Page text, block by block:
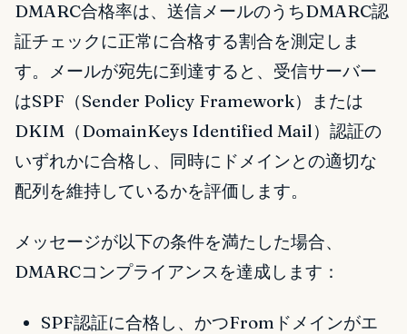
DMARC合格率は、送信メールのうちDMARC認
証チェックに正常に合格する割合を測定しま
す。メールが宛先に到達すると、受信サーバー
はSPF（Sender Policy Framework）または
DKIM（DomainKeys Identified Mail）認証の
いずれかに合格し、同時にドメインとの適切な
配列を維持しているかを評価します。
メッセージが以下の条件を満たした場合、
DMARCコンプライアンスを達成します：
SPF認証に合格し、かつFromドメインがエ